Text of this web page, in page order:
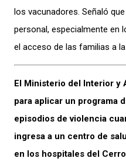
los vacunadores. Señaló
personal, especialmente en
el acceso de las familias a
El Ministerio del Interior y
para aplicar un programa
episodios de violencia
ingresa a un centro de
en los hospitales del